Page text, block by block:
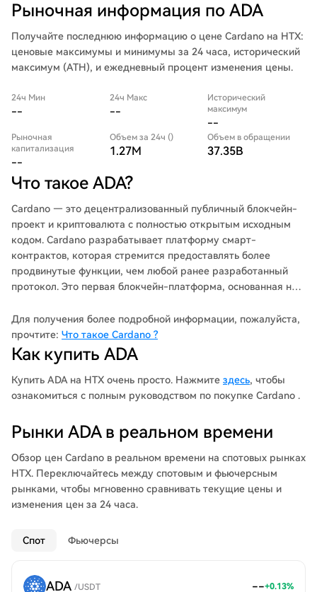
Рыночная информация по ADA
Получайте последнюю информацию о цене Cardano на HTX:
ценовые максимумы и минимумы за 24 часа, исторический
максимум (ATH), и ежедневный процент изменения цены.
24ч Мин
--
24ч Макс
--
Исторический
максимум
--
Рыночная
капитализация
--
Объем за 24ч ()
1.27M
Объем в обращении
37.35B
Что такое ADA?
Cardano — это децентрализованный публичный блокчейн-
проект и криптовалюта с полностью открытым исходным
кодом. Cardano разрабатывает платформу смарт-
контрактов, которая стремится предоставлять более
продвинутые функции, чем любой ранее разработанный
протокол. Это первая блокчейн-платформа, основанная на
очередь на исследованиях. Команда разработчиков состоит
из большого глобального коллектива опытных инженеров и
исследователей.
Для получения более подробной информации, пожалуйста,
прочтите: Что такое Cardano ?
Как купить ADA
Купить ADA на HTX очень просто. Нажмите здесь, чтобы
ознакомиться с полным руководством по покупке Cardano .
Рынки ADA в реальном времени
Обзор цен Cardano в реальном времени на спотовых рынках
HTX. Переключайтесь между спотовым и фьючерсным
рынками, чтобы мгновенно сравнивать текущие цены и
изменения цен за 24 часа.
Спот Фьючерсы
ADA /USDT --+0.13%